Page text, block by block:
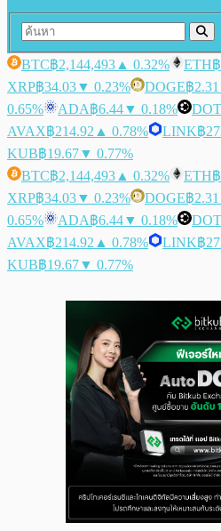
BTC฿2,144,493 ▲ 0.32% ETH
XRP฿34.03▼ 0.23% DOGE฿2.31
0.65%
ADA฿6.44▼ 0.18% DOT
AVAX฿214.92 ▲ 0.78% LINK฿
KUB฿19.67▼ 0.77%
BTC฿2,144,493 ▲ 0.32% ETH
XRP฿34.03▼ 0.23% DOGE฿2.31
0.65%
ADA฿6.44▼ 0.18% DOT
AVAX฿214.92 ▲ 0.78% LINK฿
KUB฿19.67▼ 0.77%